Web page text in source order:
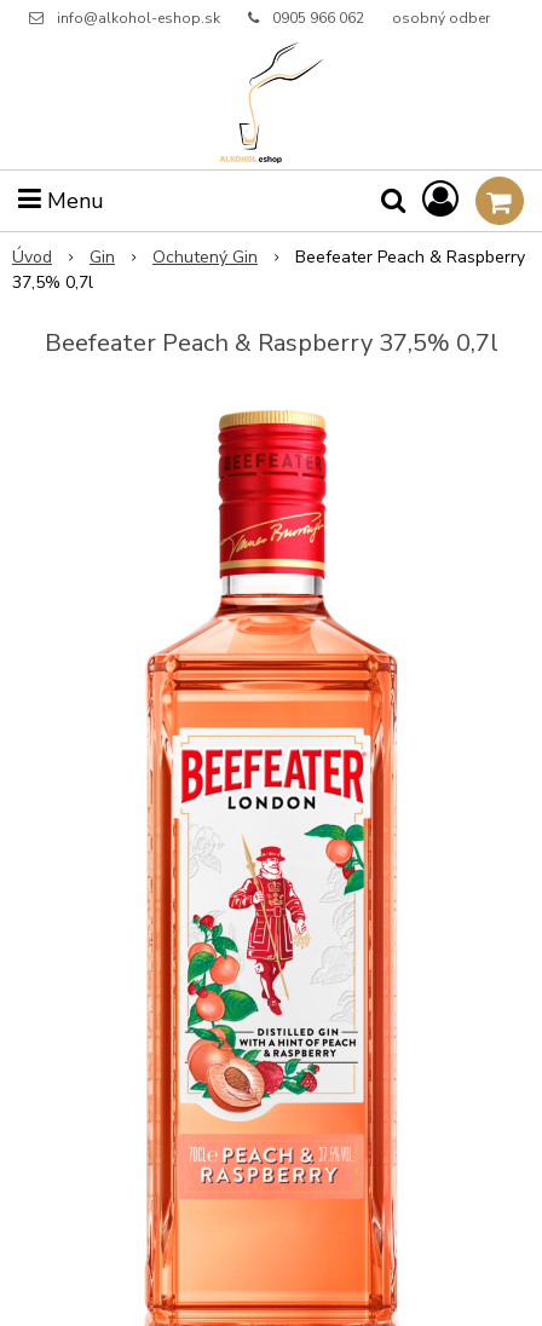
info@alkohol-eshop.sk 0905 966 062 osobný odber
Menu
Úvod Gin Ochutený Gin
Beefeater Peach & Raspberry
37,5% 0,7l
Beefeater Peach & Raspberry 37,5% 0,7l